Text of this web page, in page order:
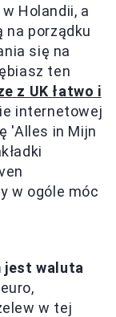
Holandii, a
na porządku
się na
ten
z UK łatwo i
internetowej
'Alles in Mijn
w ogóle móc
jest waluta
w tej